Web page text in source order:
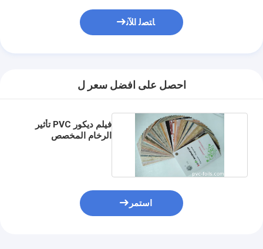
ﺎﺘﺼﻟ ﺍﻶﻧ
احصل على افضل سعر ل
فيلم ديكور PVC تأثير
الرخام المخصص
استمر